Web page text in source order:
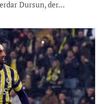
Dursun, der…